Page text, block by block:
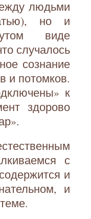
людьми
но и
виде
случалось
сознание
и потомков.
к
здорово
с
и
и